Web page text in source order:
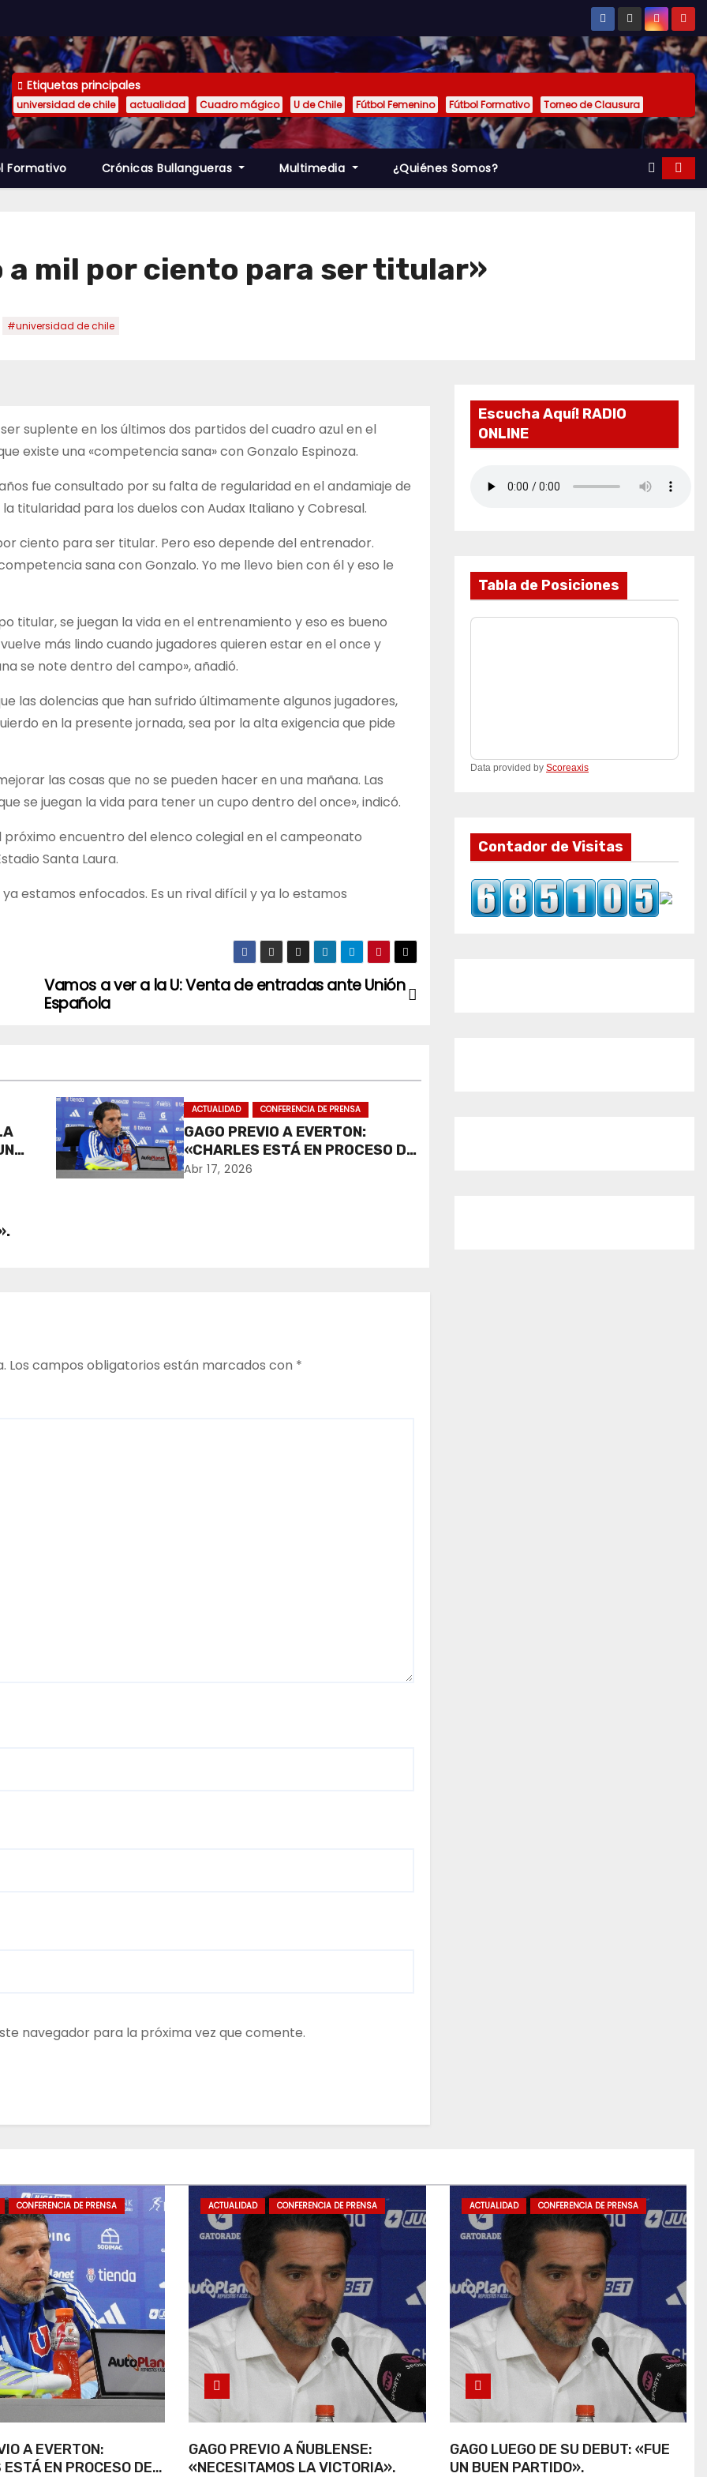
Etiquetas principales
universidad de chile actualidad Cuadro mágico U de Chile Fútbol Femenino Fútbol Formativo Torneo de Clausura
Formativo Crónicas Bullangueras Multimedia ¿Quiénes Somos?
a mil por ciento para ser titular»
#universidad de chile
suplente en los últimos dos partidos del cuadro azul en el
existe una «competencia sana» con Gonzalo Espinoza.
fue consultado por su falta de regularidad en el andamiaje de
titularidad para los duelos con Audax Italiano y Cobresal.
ciento para ser titular. Pero eso depende del entrenador.
sana con Gonzalo. Yo me llevo bien con él y eso le
titular, se juegan la vida en el entrenamiento y eso es bueno
más lindo cuando jugadores quieren estar en el once y
se note dentro del campo», añadió.
las dolencias que han sufrido últimamente algunos jugadores,
en la presente jornada, sea por la alta exigencia que pide
las cosas que no se pueden hacer en una mañana. Las
se juegan la vida para tener un cupo dentro del once», indicó.
encuentro del elenco colegial en el campeonato
Santa Laura.
estamos enfocados. Es un rival difícil y ya lo estamos
Vamos a ver a la U: Venta de entradas ante Unión
Española
ACTUALIDAD CONFERENCIA DE PRENSA
GAGO PREVIO A EVERTON:
«CHARLES ESTÁ EN PROCESO DE
RECUPERACIÓN».
Abr 17, 2026
Los campos obligatorios están marcados con *
navegador para la próxima vez que comente.
Escucha Aquí! RADIO
ONLINE
Tabla de Posiciones
Data provided by Scoreaxis
Contador de Visitas
CONFERENCIA DE PRENSA
A EVERTON:
EN PROCESO DE
ACTUALIDAD CONFERENCIA DE PRENSA
GAGO PREVIO A ÑUBLENSE:
«NECESITAMOS LA VICTORIA».
ACTUALIDAD CONFERENCIA DE PRENSA
GAGO LUEGO DE SU DEBUT: «FUE
UN BUEN PARTIDO».